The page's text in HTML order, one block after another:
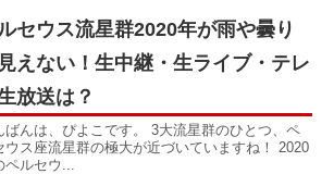
セウス流星群2020年が雨や曇り
えない！生中継・生ライブ・テレ
放送は？
ばんは、ぴよこです。 3大流星群のひとつ、ペ
ウス座流星群の極大が近づいていますね！ 2020
ペルセウ...